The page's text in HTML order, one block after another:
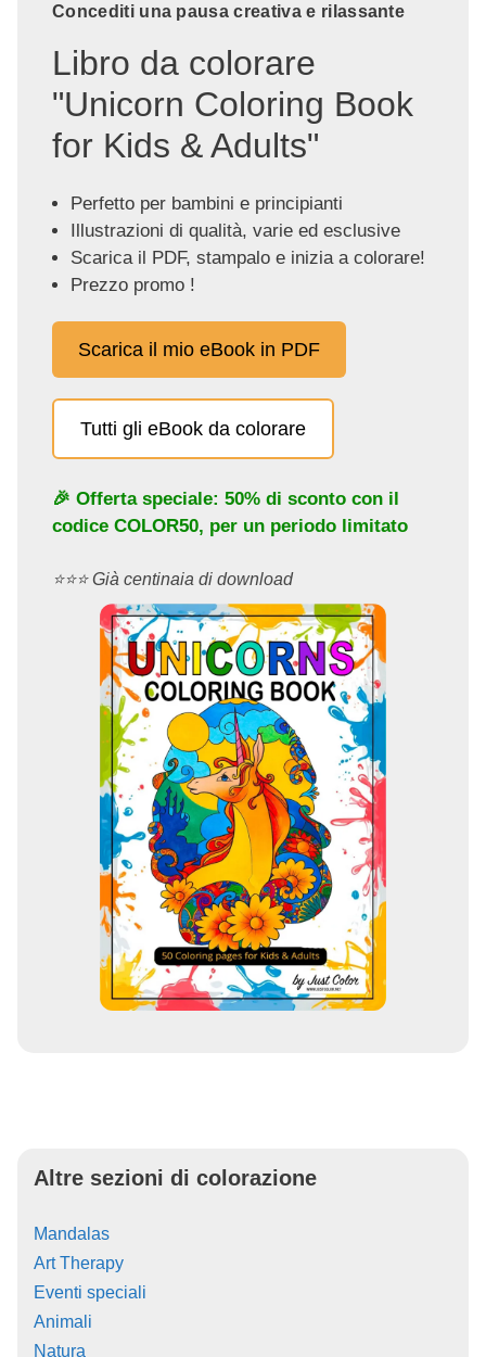
Concediti una pausa creativa e rilassante
Libro da colorare
"Unicorn Coloring Book
for Kids & Adults"
Perfetto per bambini e principianti
Illustrazioni di qualità, varie ed esclusive
Scarica il PDF, stampalo e inizia a colorare!
Prezzo promo !
Scarica il mio eBook in PDF
Tutti gli eBook da colorare
🎉 Offerta speciale: 50% di sconto con il
codice COLOR50, per un periodo limitato
⭐️⭐️⭐️ Già centinaia di download
Altre sezioni di colorazione
Mandalas
Art Therapy
Eventi speciali
Animali
Natura